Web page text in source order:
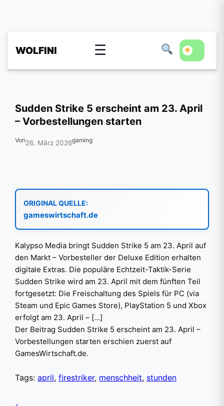
WOLFINI ☰
Sudden Strike 5 erscheint am 23. April
– Vorbestellungen starten
Von26. März 2026gaming
ORIGINAL QUELLE:
gameswirtschaft.de
Kalypso Media bringt Sudden Strike 5 am 23. April auf
den Markt – Vorbesteller der Deluxe Edition erhalten
digitale Extras. Die populäre Echtzeit-Taktik-Serie
Sudden Strike wird am 23. April mit dem fünften Teil
fortgesetzt: Die Freischaltung des Spiels für PC (via
Steam und Epic Games Store), PlayStation 5 und Xbox
erfolgt am 23. April – […]
Der Beitrag Sudden Strike 5 erscheint am 23. April –
Vorbestellungen starten erschien zuerst auf
GamesWirtschaft.de.
Tags: april, firestriker, menschheit, stunden